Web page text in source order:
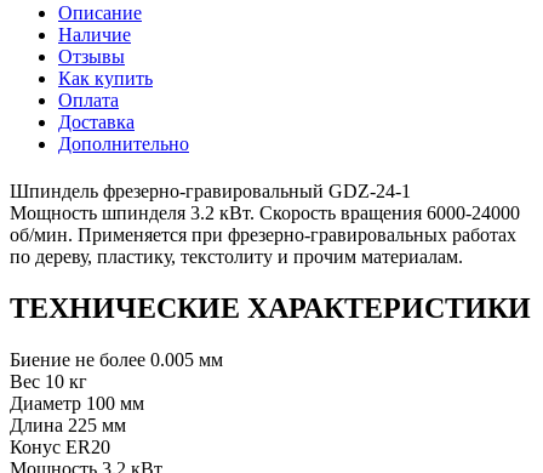
Описание
Наличие
Отзывы
Как купить
Оплата
Доставка
Дополнительно
Шпиндель фрезерно-гравировальный GDZ-24-1
Мощность шпинделя 3.2 кВт. Скорость вращения 6000-24000
об/мин. Применяется при фрезерно-гравировальных работах
по дереву, пластику, текстолиту и прочим материалам.
ТЕХНИЧЕСКИЕ ХАРАКТЕРИСТИКИ
Биение не более 0.005 мм
Вес 10 кг
Диаметр 100 мм
Длина 225 мм
Конус ER20